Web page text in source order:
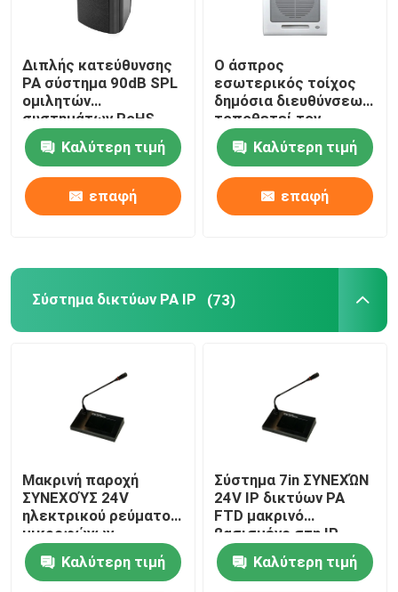
Διπλής κατεύθυνσης
PA σύστημα 90dB SPL
ομιλητών
συστημάτων RoHS
ISO9001 με τα μαύρα
κάγκελα μετάλλων
Καλύτερη τιμή
επαφή
Ο άσπρος
εσωτερικός τοίχος
δημόσια διευθύνσεων
τοποθετεί τον
ομιλητή 6W σε 10W
100V Καλύτερη τιμή
επαφή
Σύστημα δικτύων PA IP (73)
Μακρινή παροχή
ΣΥΝΕΧΟΎΣ 24V
ηλεκτρικού ρεύματος
μικροφώνων
σελιδοποίησης
οθόνης αφής δικτύων
Καλύτερη τιμή
Σύστημα 7in ΣΥΝΕΧΏΝ
24V IP δικτύων PA
FTD μακρινό
βασισμένο στη IP
μικρόφωνο οθόνης
αφής LCDΚαλύτερη τιμή